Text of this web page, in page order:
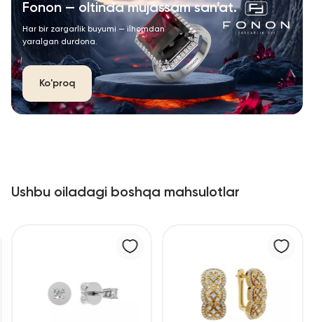
Fonon — oltinda mujassam san’at.
Har bir zargarlik buyumi — ilhomdan
yaralgan durdona.
Ko'proq
Ushbu oiladagi boshqa mahsulotlar